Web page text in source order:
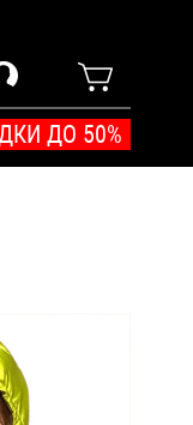
ДО 50%